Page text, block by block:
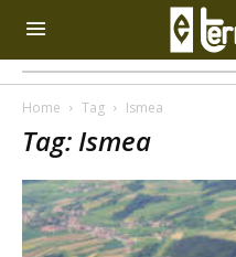
Home Tag Ismea
Tag: Ismea